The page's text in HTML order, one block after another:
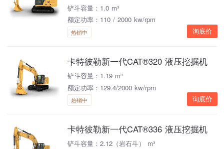
铲斗容量：1.0 m³
额定功率：110 / 2000 kw/rpm
热销中 询底价
卡特彼勒新一代CAT®320 液压挖掘机
铲斗容量：1.19 m³
额定功率：129.4/2000 kw/rpm
热销中 询底价
卡特彼勒新一代CAT®336 液压挖掘机
铲斗容量：2.12（岩石斗） m³